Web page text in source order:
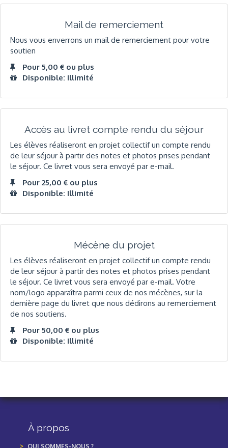
Mail de remerciement
Nous vous enverrons un mail de remerciement pour votre
soutien
Pour 5,00 € ou plus
Disponible: Illimité
Accès au livret compte rendu du séjour
Les élèves réaliseront en projet collectif un compte rendu
de leur séjour à partir des notes et photos prises pendant
le séjour. Ce livret vous sera envoyé par e-mail.
Pour 25,00 € ou plus
Disponible: Illimité
Mécène du projet
Les élèves réaliseront en projet collectif un compte rendu
de leur séjour à partir des notes et photos prises pendant
le séjour. Ce livret vous sera envoyé par e-mail. Votre
nom/logo apparaîtra parmi ceux de nos mécènes, sur la
dernière page du livret que nous dédirons au remerciement
de nos soutiens.
Pour 50,00 € ou plus
Disponible: Illimité
À propos
QUI SOMMES-NOUS ?